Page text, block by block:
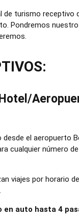
de turismo
Pondremos
desde el aeropuerto
cualquier número
viajes por horario
en auto hasta 4